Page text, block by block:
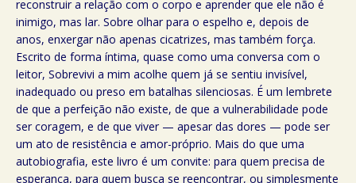
reconstruir a relação com o corpo e aprender que ele não é
inimigo, mas lar. Sobre olhar para o espelho e, depois de
anos, enxergar não apenas cicatrizes, mas também força.
Escrito de forma íntima, quase como uma conversa com o
leitor, Sobrevivi a mim acolhe quem já se sentiu invisível,
inadequado ou preso em batalhas silenciosas. É um lembrete
de que a perfeição não existe, de que a vulnerabilidade pode
ser coragem, e de que viver — apesar das dores — pode ser
um ato de resistência e amor-próprio. Mais do que uma
autobiografia, este livro é um convite: para quem precisa de
esperança, para quem busca se reencontrar, ou simplesmente